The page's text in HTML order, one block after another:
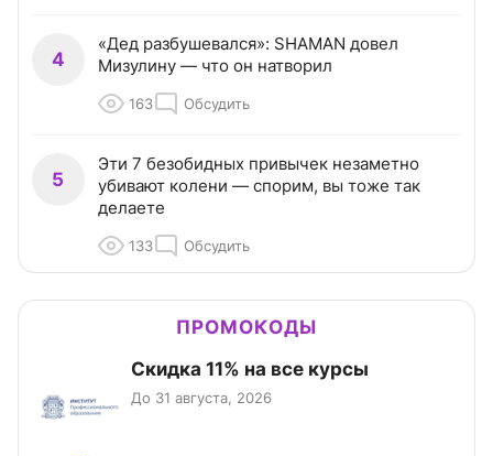
4
«Дед разбушевался»: SHAMAN довел
Мизулину — что он натворил
163 Обсудить
5
Эти 7 безобидных привычек незаметно
убивают колени — спорим, вы тоже так
делаете
133 Обсудить
ПРОМОКОДЫ
Скидка 11% на все курсы
До 31 августа, 2026